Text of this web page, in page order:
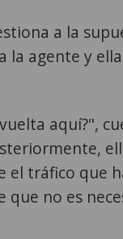
a la
la agente y
aquí?",
el tráfico que
que no es